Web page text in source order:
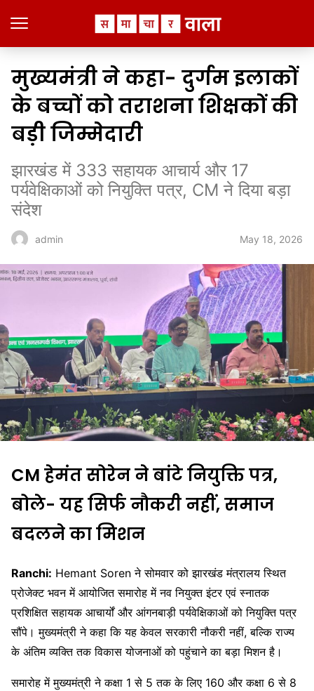
मुख्यमंत्री ने कहा- दुर्गम इलाकों
के बच्चों को तराशना शिक्षकों की
बड़ी जिम्मेदारी
झारखंड में 333 सहायक आचार्य और 17
पर्यवेक्षिकाओं को नियुक्ति पत्र, CM ने दिया बड़ा
संदेश
admin May 18, 2026
CM हेमंत सोरेन ने बांटे नियुक्ति पत्र,
बोले- यह सिर्फ नौकरी नहीं, समाज
बदलने का मिशन
Ranchi: Hemant Soren ने सोमवार को झारखंड मंत्रालय स्थित
प्रोजेक्ट भवन में आयोजित समारोह में नव नियुक्त इंटर एवं स्नातक
प्रशिक्षित सहायक आचार्यों और आंगनबाड़ी पर्यवेक्षिकाओं को नियुक्ति पत्र
सौंपे। मुख्यमंत्री ने कहा कि यह केवल सरकारी नौकरी नहीं, बल्कि राज्य
के अंतिम व्यक्ति तक विकास योजनाओं को पहुंचाने का बड़ा मिशन है।
समारोह में मुख्यमंत्री ने कक्षा 1 से 5 तक के लिए 160 और कक्षा 6 से 8